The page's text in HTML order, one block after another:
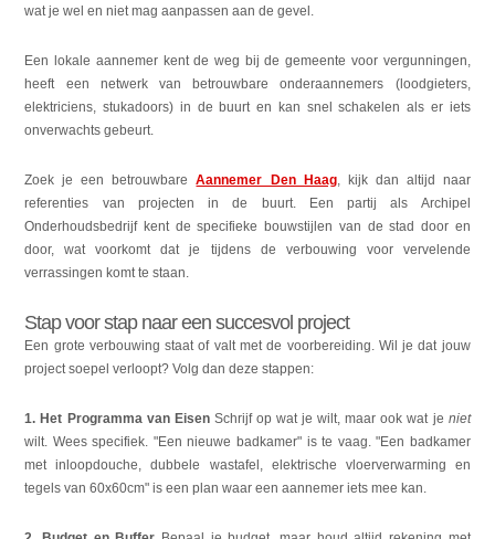
wat je wel en niet mag aanpassen aan de gevel.
Een lokale aannemer kent de weg bij de gemeente voor vergunningen,
heeft een netwerk van betrouwbare onderaannemers (loodgieters,
elektriciens, stukadoors) in de buurt en kan snel schakelen als er iets
onverwachts gebeurt.
Zoek je een betrouwbareAannemer Den Haag, kijk dan altijd naar
referenties van projecten in de buurt. Een partij als Archipel
Onderhoudsbedrijf kent de specifieke bouwstijlen van de stad door en
door, wat voorkomt dat je tijdens de verbouwing voor vervelende
verrassingen komt te staan.
Stap voor stap naar een succesvol project
Een grote verbouwing staat of valt met de voorbereiding. Wil je dat jouw
project soepel verloopt? Volg dan deze stappen:
1. Het Programma van EisenSchrijf op wat je wilt, maar ook wat je niet
wilt. Wees specifiek. "Een nieuwe badkamer" is te vaag. "Een badkamer
met inloopdouche, dubbele wastafel, elektrische vloerverwarming en
tegels van 60x60cm" is een plan waar een aannemer iets mee kan.